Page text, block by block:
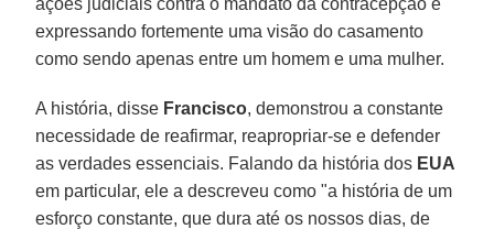
expressando fortemente uma visão do casamento
como sendo apenas entre um homem e uma mulher.
A história, disse Francisco, demonstrou a constante
necessidade de reafirmar, reapropriar-se e defender
as verdades essenciais. Falando da história dos EUA
em particular, ele a descreveu como "a história de um
esforço constante, que dura até os nossos dias, de